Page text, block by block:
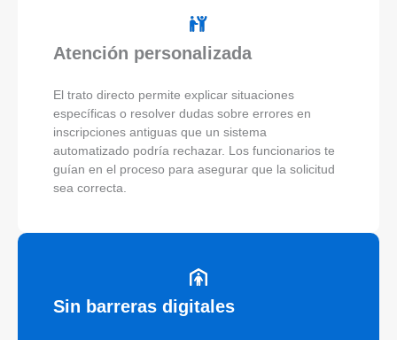
Atención personalizada
El trato directo permite explicar situaciones
específicas o resolver dudas sobre errores en
inscripciones antiguas que un sistema
automatizado podría rechazar. Los funcionarios te
guían en el proceso para asegurar que la solicitud
sea correcta.
Sin barreras digitales